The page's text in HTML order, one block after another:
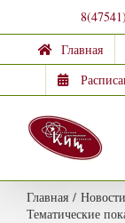
to
content
Главная
Главная / Новости
Тематические